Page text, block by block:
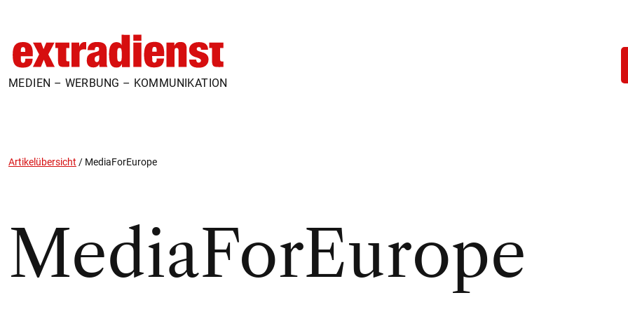
MEDIEN – WERBUNG – KOMMUNIKATION
Artikelübersicht / MediaForEurope
MediaForEurope